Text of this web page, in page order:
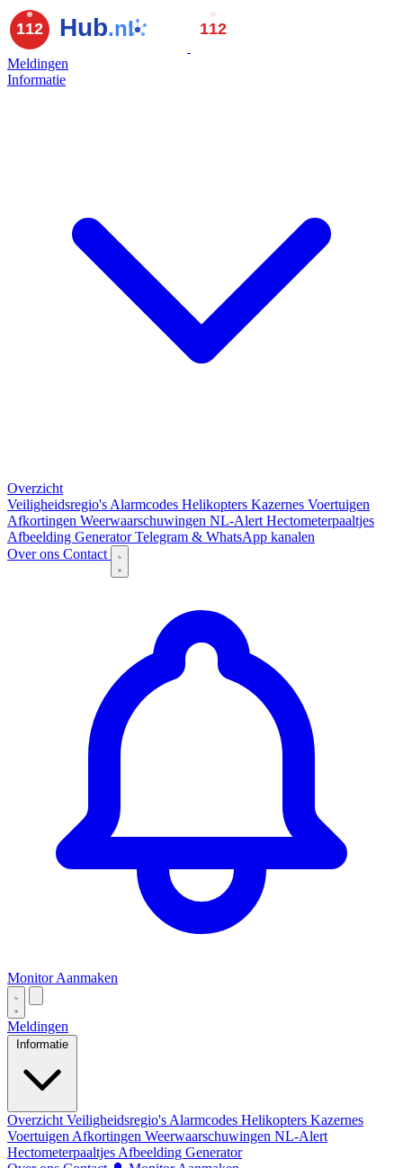
Meldingen
Informatie
Overzicht
Veiligheidsregio's Alarmcodes Helikopters Kazernes Voertuigen
Afkortingen Weerwaarschuwingen NL-Alert Hectometerpaaltjes
Afbeelding GeneratorTelegram & WhatsApp kanalen
Over ons Contact
Monitor Aanmaken
Meldingen
Informatie
Overzicht Veiligheidsregio's Alarmcodes Helikopters Kazernes
Voertuigen Afkortingen Weerwaarschuwingen NL-Alert
Hectometerpaaltjes Afbeelding Generator